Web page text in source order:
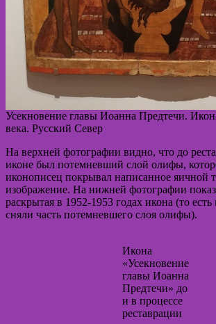
Усекновение главы Иоанна Предтечи.
века. Русский Север
На верхней фотографии видно, что до
иконе был потемневший слой олифы,
иконописец покрывал написанное яичной
изображение. На нижней фотографии
раскрытая в 1952-1953 годах икона (то есть
сняли часть потемневшего слоя олифы).
Икона
«Усекновение
главы Иоанна
Предтечи» до
и в процессе
реставрации